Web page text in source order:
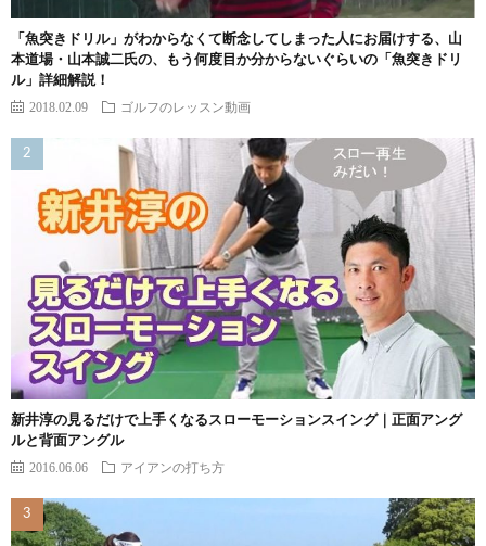
「魚突きドリル」がわからなくて断念してしまった人にお届けする、山
本道場・山本誠二氏の、もう何度目か分からないぐらいの「魚突きドリ
ル」詳細解説！
2018.02.09 ゴルフのレッスン動画
新井淳の見るだけで上手くなるスローモーションスイング｜正面アング
ルと背面アングル
2016.06.06 アイアンの打ち方